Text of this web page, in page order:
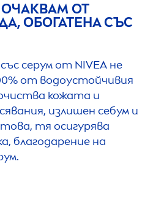
ОТ
ОБОГАТЕНА СЪС
серум от NIVEA не
от водоустойчивия
кожата и
излишен себум и
тя осигурява
благодарение на